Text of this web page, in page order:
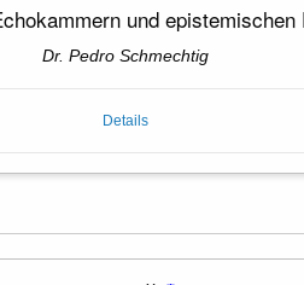
und epistemischen
Dr. Pedro Schmechtig
Details